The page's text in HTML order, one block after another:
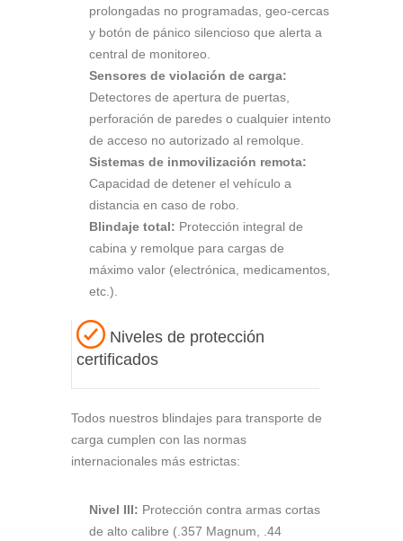
prolongadas no programadas, geo-cercas
y botón de pánico silencioso que alerta a
central de monitoreo.
Sensores de violación de carga:
Detectores de apertura de puertas,
perforación de paredes o cualquier intento
de acceso no autorizado al remolque.
Sistemas de inmovilización remota:
Capacidad de detener el vehículo a
distancia en caso de robo.
Blindaje total: Protección integral de
cabina y remolque para cargas de
máximo valor (electrónica, medicamentos,
etc.).
Niveles de protección
certificados
Todos nuestros blindajes para transporte de
carga cumplen con las normas
internacionales más estrictas:
Nivel III: Protección contra armas cortas
de alto calibre (.357 Magnum, .44